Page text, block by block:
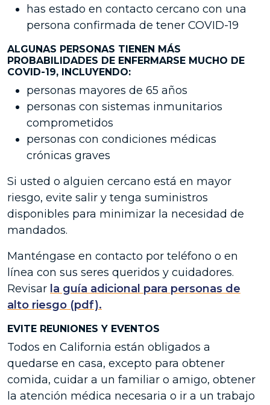
has estado en contacto cercano con una
persona confirmada de tener COVID-19
ALGUNAS PERSONAS TIENEN MÁS
PROBABILIDADES DE ENFERMARSE MUCHO DE
COVID-19, INCLUYENDO:
personas mayores de 65 años
personas con sistemas inmunitarios
comprometidos
personas con condiciones médicas
crónicas graves
Si usted o alguien cercano está en mayor
riesgo, evite salir y tenga suministros
disponibles para minimizar la necesidad de
mandados.
Manténgase en contacto por teléfono o en
línea con sus seres queridos y cuidadores.
Revisar la guía adicional para personas de
alto riesgo (pdf).
EVITE REUNIONES Y EVENTOS
Todos en California están obligados a
quedarse en casa, excepto para obtener
comida, cuidar a un familiar o amigo, obtener
la atención médica necesaria o ir a un trabajo